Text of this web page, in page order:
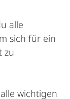
alle
sich für ein
zu
wichtigen